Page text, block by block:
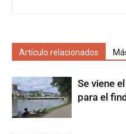
Artículo relacionados
Se viene
para el